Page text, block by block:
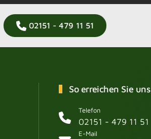
02151 - 479 11 51
So erreichen Sie uns
Telefon
02151 - 479 11 51
E-Mail